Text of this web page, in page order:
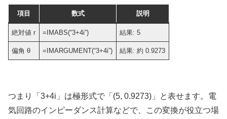
項目 数式 説明
絶対値 r =IMABS(“3+4i”) 結果: 5
偏角 θ =IMARGUMENT(“3+4i”) 結果: 約 0.9273
つまり「3+4i」は極形式で「(5, 0.9273)」と表せます。電
気回路のインピーダンス計算などで、この変換が役立つ場